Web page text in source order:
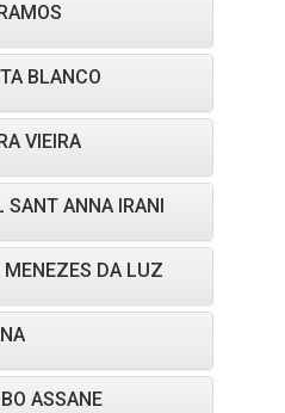
BLANCO
VIEIRA
SANT ANNA IRANI
MENEZES DA LUZ
ASSANE